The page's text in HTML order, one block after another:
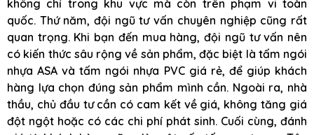
không chỉ trong khu vực mà còn trên phạm vi toàn
quốc. Thứ năm, đội ngũ tư vấn chuyên nghiệp cũng rất
quan trọng. Khi bạn đến mua hàng, đội ngũ tư vấn nên
có kiến thức sâu rộng về sản phẩm, đặc biệt là tấm ngói
nhựa ASA và tấm ngói nhựa PVC giá rẻ, để giúp khách
hàng lựa chọn đúng sản phẩm mình cần. Ngoài ra, nhà
thầu, chủ đầu tư cần có cam kết về giá, không tăng giá
đột ngột hoặc có các chi phí phát sinh. Cuối cùng, đánh